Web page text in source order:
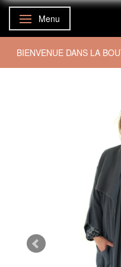
Basculer la navigation
Menu
BIENVENUE DANS LA